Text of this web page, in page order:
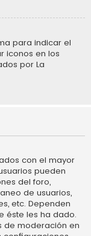
para indicar el
iconos en los
por La
con el mayor
pueden
del foro,
de usuarios,
etc. Dependen
éste les ha dado.
de moderación en